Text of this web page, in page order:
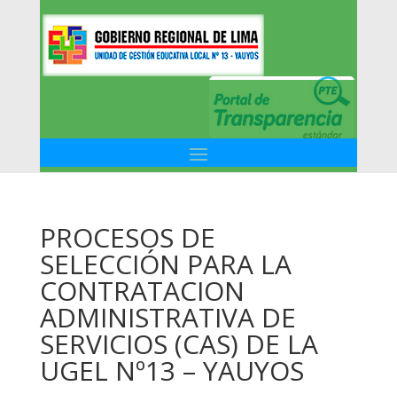
PROCESOS DE
SELECCIÓN PARA LA
CONTRATACION
ADMINISTRATIVA DE
SERVICIOS (CAS) DE LA
UGEL Nº13 – YAUYOS